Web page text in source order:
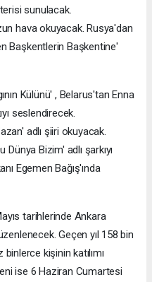
sunulacak.
hava okuyacak. Rusya'dan
Başkentlerin Başkentine'
Külünü' , Belarus'tan Enna
seslendirecek.
adlı şiiri okuyacak.
Bizim' adlı şarkıyı
Egemen Bağış'ında
tarihlerinde Ankara
Geçen yıl 158 bin
kişinin katılımı
ise 6 Haziran Cumartesi